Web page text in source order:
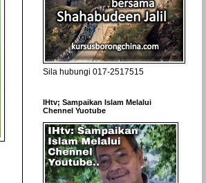
Sila hubungi 017-2517515
IHtv; Sampaikan Islam Melalui
Chennel Yuotube